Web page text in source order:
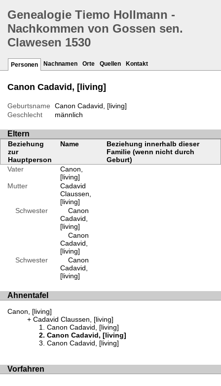
Genealogie Tiemo Hollmann -
Nachkommen von Gossen sen.
Clawesen 1530
Personen Nachnamen Orte Quellen Kontakt
Canon Cadavid, [living]
Geburtsname
Canon Cadavid, [living]
Geschlecht
männlich
Eltern
Beziehung
zur
Hauptperson
Name
Beziehung innerhalb dieser
Familie (wenn nicht durch
Geburt)
Vater
Canon,
[living]
Mutter
Cadavid
Claussen,
[living]
Schwester
Canon
Cadavid,
[living]
Canon
Cadavid,
[living]
Schwester
Canon
Cadavid,
[living]
Ahnentafel
Canon, [living]
Cadavid Claussen, [living]
Canon Cadavid, [living]
Canon Cadavid, [living]
Canon Cadavid, [living]
Vorfahren